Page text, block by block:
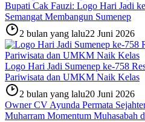
Bupati Cak Fauzi: Logo Hari Jadi
Semangat Membangun Sumenep
2 bulan yang lalu22 Juni 2026
Logo Hari Jadi Sumenep ke-758
Pariwisata dan UMKM Naik Kelas
2 bulan yang lalu20 Juni 2026
Owner CV Ayunda Permata
Muharram Momentum Muhasabah